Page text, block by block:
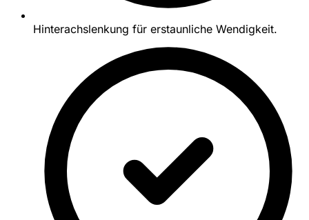
Hinterachslenkung für erstaunliche Wendigkeit.